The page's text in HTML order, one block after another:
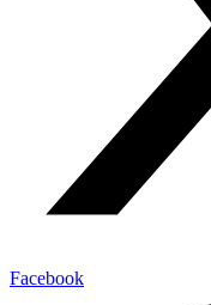
Facebook